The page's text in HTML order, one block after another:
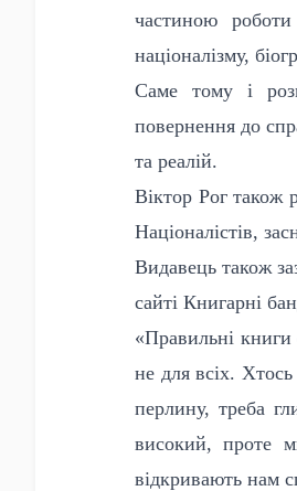
частиною роботи
націоналізму,
Саме тому і
повернення до
та реалій.
Віктор Рог також
Націоналістів,
Видавець також
сайті Книгарні
«Правильні
не для всіх.
перлину, треба
високий, проте
відкривають нам